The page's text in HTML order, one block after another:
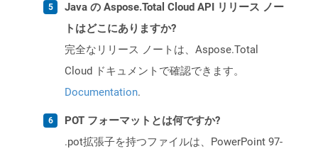
Java の Aspose.Total Cloud API リリース ノー
トはどこにありますか?
完全なリリース ノートは、Aspose.Total
Cloud ドキュメントで確認できます。
Documentation.
POT フォーマットとは何ですか?
.pot拡張子を持つファイルは、PowerPoint 97-